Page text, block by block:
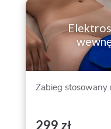
Zabieg stosowany
299 zł